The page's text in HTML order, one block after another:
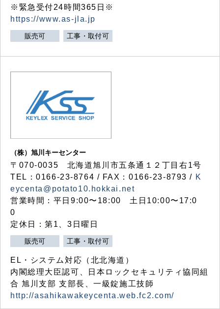
※緊急受付24時間365日※
https://www.as-jla.jp
販売可 工事・取付可
（株）旭川キーセンター
〒070-0035 北海道旭川市五条通１２丁目右1号
TEL：0166-23-8764 / FAX：0166-23-8793 / K
eycenta@potato10.hokkai.net
営業時間：平日9:00〜18:00 土日10:00〜17:0
0
定休日：第1、3日曜日
販売可 工事・取付可
EL・システム対応（北北海道）
内閣総理大臣認可、日本ロックセキュリティ協同組
合 旭川支部 支部長、一級錠施工技師
http://asahikawakeycenta.web.fc2.com/